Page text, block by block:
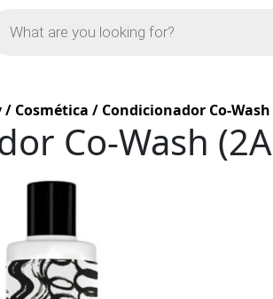
/ Cosmética / Condicionador Co-Wash
Co-Wash